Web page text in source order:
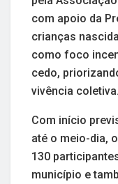
com apoio da
crianças
como foco
cedo,
vivência coletiva.
Com início
até o meio-dia,
130
município e